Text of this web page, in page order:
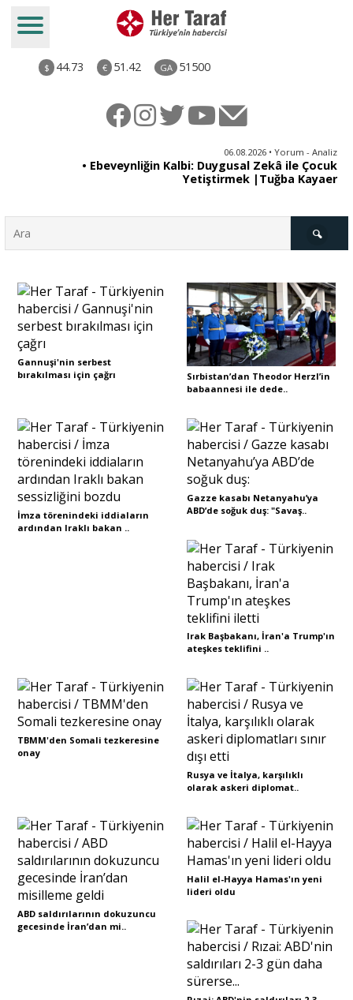
$ 44.73 € 51.42 GA 51500
06.08.2026 • Yorum - Analiz
• Ebeveynliğin Kalbi: Duygusal Zekâ ile Çocuk
Yetiştirmek |Tuğba Kayaer
Türkiye
Derkenar
Sivil Toplum
Kültür - Sanat
Ekonomi
Dünya
Yorum - Analiz
Söyleşi
Yazı Dizisi
Portre
Eğitim
Dosya Haber
Ankara Analiz
Gannuşi'nin serbest
bırakılması için çağrı
Sırbistan’dan Theodor Herzl’in
babaannesi ile dede..
İmza törenindeki iddiaların
ardından Iraklı bakan ..
Gazze kasabı Netanyahu’ya
ABD’de soğuk duş: "Savaş..
Irak Başbakanı, İran'a Trump'ın
ateşkes teklifini ..
TBMM'den Somali tezkeresine
onay
Rusya ve İtalya, karşılıklı
olarak askeri diplomat..
ABD saldırılarının dokuzuncu
gecesinde İran’dan mi..
Halil el-Hayya Hamas'ın yeni
lideri oldu